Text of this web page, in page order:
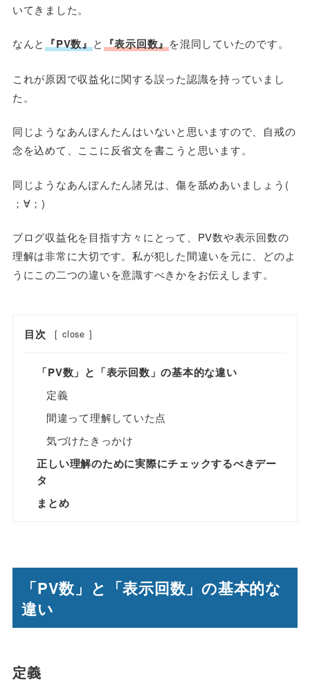
いてきました。
なんと『PV数』と『表示回数』を混同していたのです。
これが原因で収益化に関する誤った認識を持っていまし
た。
同じようなあんぽんたんはいないと思いますので、自戒の
念を込めて、ここに反省文を書こうと思います。
同じようなあんぽんたん諸兄は、傷を舐めあいましょう(
；∀；)
ブログ収益化を目指す方々にとって、PV数や表示回数の
理解は非常に大切です。私が犯した間違いを元に、どのよ
うにこの二つの違いを意識すべきかをお伝えします。
目次 [ close ]
「PV数」と「表示回数」の基本的な違い
定義
間違って理解していた点
気づけたきっかけ
正しい理解のために実際にチェックするべきデー
タ
まとめ
「PV数」と「表示回数」の基本的な
違い
定義